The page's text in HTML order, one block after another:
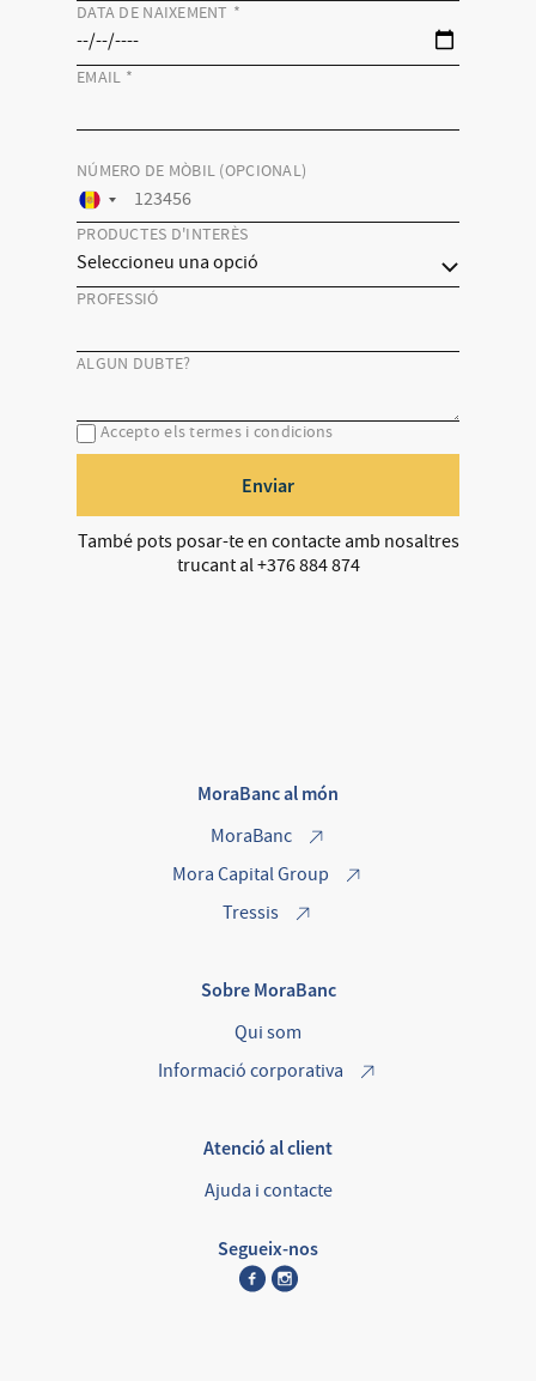
DATA DE NAIXEMENT *
EMAIL *
NÚMERO DE MÒBIL (OPCIONAL)
PRODUCTES D'INTERÈS
PROFESSIÓ
ALGUN DUBTE?
Accepto els termes i condicions
Enviar
També pots posar-te en contacte amb nosaltres
trucant al +376 884 874
MoraBanc al món
MoraBanc
Mora Capital Group
Tressis
Sobre MoraBanc
Qui som
Informació corporativa
Atenció al client
Ajuda i contacte
Segueix-nos